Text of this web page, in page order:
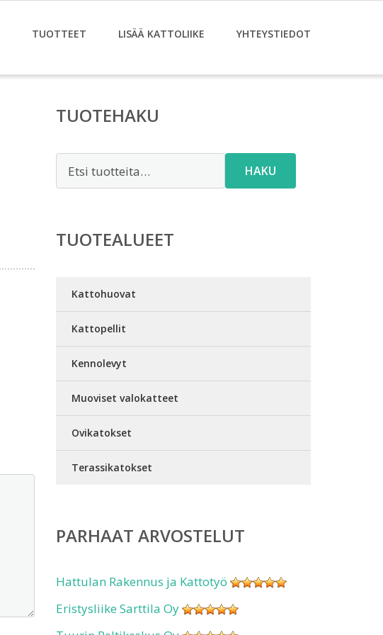
TUOTTEET LISÄÄ KATTOLIIKE YHTEYSTIEDOT
TUOTEHAKU
HAKU
TUOTEALUEET
Kattohuovat
Kattopellit
Kennolevyt
Muoviset valokatteet
Ovikatokset
Terassikatokset
PARHAAT ARVOSTELUT
Hattulan Rakennus ja Kattotyö
Eristysliike Sarttila Oy